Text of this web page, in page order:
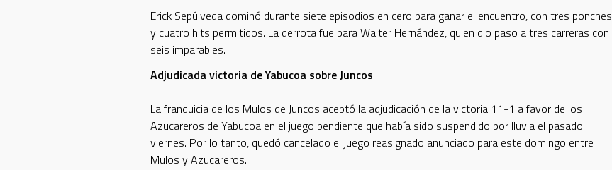
Erick Sepúlveda dominó durante siete episodios en cero para ganar el encuentro, con tres ponches
y cuatro hits permitidos. La derrota fue para Walter Hernández, quien dio paso a tres carreras con
seis imparables.
Adjudicada victoria de Yabucoa sobre Juncos
La franquicia de los Mulos de Juncos aceptó la adjudicación de la victoria 11-1 a favor de los
Azucareros de Yabucoa en el juego pendiente que había sido suspendido por lluvia el pasado
viernes. Por lo tanto, quedó cancelado el juego reasignado anunciado para este domingo entre
Mulos y Azucareros.